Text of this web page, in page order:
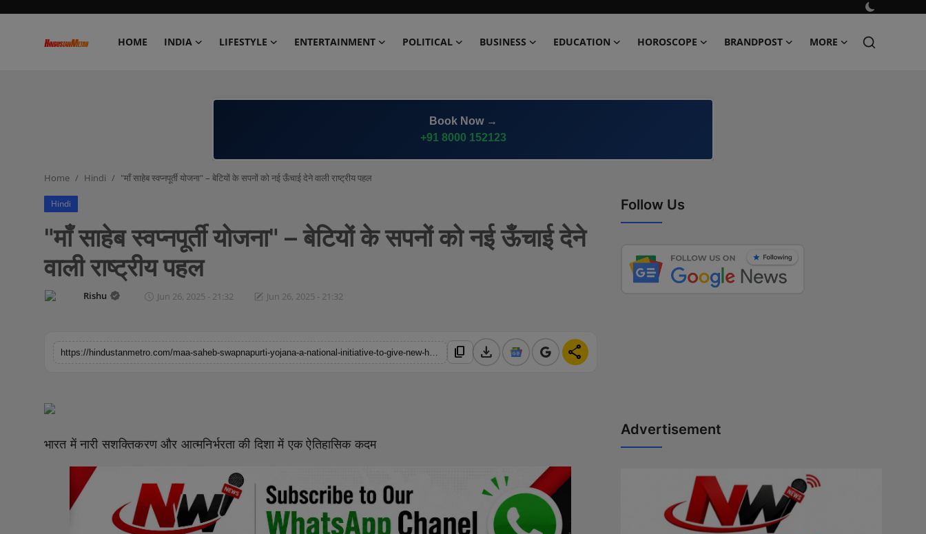
HOME INDIA LIFESTYLE ENTERTAINMENT POLITICAL BUSINESS EDUCATION HOROSCOPE BRANDPOST MORE
Business
Education
Brandpost
Book Now →
+91 8000 152123
Home Hindi "माँ साहेब स्वप्नपूर्ती योजना" – बेटियों के सपनों को नई ऊँचाई देने वाली राष्ट्रीय पहल
Hindi
"माँ साहेब स्वप्नपूर्ती योजना" – बेटियों के सपनों को नई ऊँचाई देने
वाली राष्ट्रीय पहल
Rishu Jun 26, 2025 - 21:32 Jun 26, 2025 - 21:32
content_copy download share
भारत में नारी सशक्तिकरण और आत्मनिर्भरता की दिशा में एक ऐतिहासिक कदम
Follow Us
Advertisement